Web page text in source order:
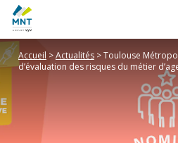
Accueil >Actualités >Toulouse
d’évaluation des risques du métier